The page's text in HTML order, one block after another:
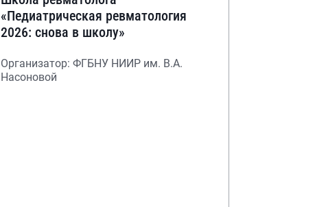
«Педиатрическая ревматология
2026: снова в школу»
Организатор: ФГБНУ НИИР им. В.А.
Насоновой